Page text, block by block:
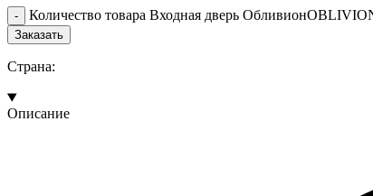
Количество товара Входная дверь
Заказать
Страна:
Описание